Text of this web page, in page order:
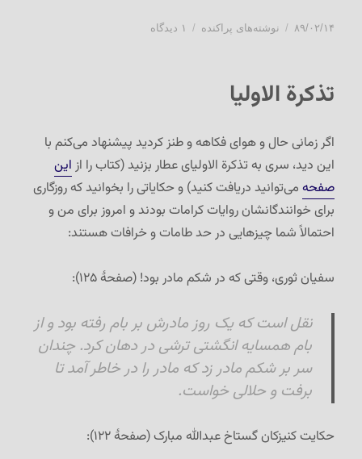
ارسال
۸۹/۰۲/۱۴ دسته‌ها
نوشته‌های پراکنده ۱ دیدگاه
دارید؟
تذکرة الاولیا
اگر زمانی حال و هوای فکاهه و طنز کردید پیشنهاد می‌کنم با
این دید، سری به تذکرة الاولیای عطار بزنید (کتاب را از این
صفحه می‌توانید دریافت کنید) و حکایاتی را بخوانید که روزگاری
برای خوانندگانشان روایات کرامات بودند و امروز برای من و
احتمالاً شما چیزهایی در حد طامات و خرافات هستند:
سفیان ثوری، وقتی که در شکم مادر بود! (صفحهٔ ۱۲۵):
نقل است که یک روز مادرش بر بام رفته بود و از
بام همسایه انگشتی ترشی در دهان کرد. چندان
سر بر شکم مادر زد که مادر را در خاطر آمد تا
برفت و حلالى خواست.
حکایت کنیزکان گستاخ عبدالله مبارک (صفحهٔ ۱۲۲):